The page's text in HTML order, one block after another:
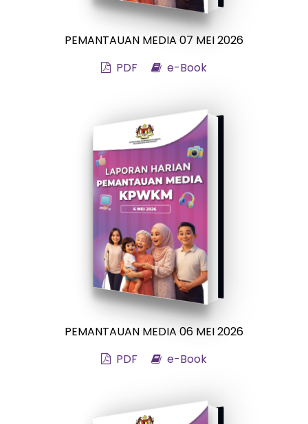
PEMANTAUAN MEDIA 07 MEI 2026
PDF
e-Book
PEMANTAUAN MEDIA 06 MEI 2026
PDF
e-Book